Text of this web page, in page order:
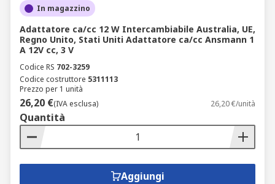
In magazzino
Adattatore ca/cc 12 W Intercambiabile Australia, UE,
Regno Unito, Stati Uniti Adattatore ca/cc Ansmann 1
A 12V cc, 3 V
Codice RS 702-3259
Codice costruttore 5311113
Prezzo per 1 unità
26,20 €(IVA esclusa) 26,20 €/unità
Quantità
Aggiungi